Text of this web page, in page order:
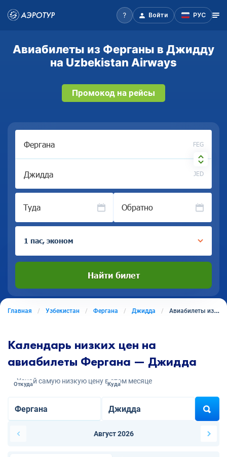
Войти РУС
Авиабилеты из Ферганы в Джидду
на Uzbekistan Airways
Промокод на рейсы
FEG
JED
Туда Обратно
1 пас, эконом
Найти билет
Главная Узбекистан Фергана Джидда Авиабилеты из Ферганы в Джидду
Календарь низких цен на
авиабилеты Фергана — Джидда
Узнай самую низкую цену в этом месяце
Откуда Куда
Август 2026